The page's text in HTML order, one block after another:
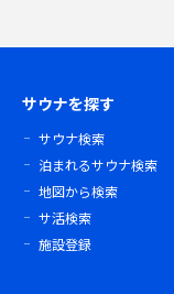
サウナを探す
サウナ検索
泊まれるサウナ検索
地図から検索
サ活検索
施設登録